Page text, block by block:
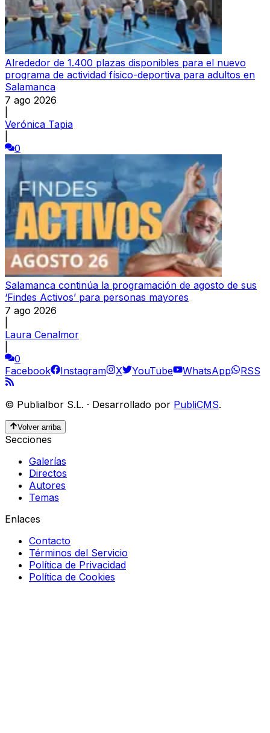
Alrededor de 1.400 plazas disponibles para el nuevo
programa de actividad físico-deportiva para adultos en
Salamanca
7 ago 2026
Verónica Tapia
0
Salamanca continúa la programación de agosto de sus
‘Findes Activos’ para personas mayores
7 ago 2026
Laura Cenalmor
0
Facebook
Instagram X YouTube WhatsApp RSS
© Publialbor S.L. · Desarrollado por PubliCMS.
Volver arriba
Secciones
Galerías
Directos
Autores
Temas
Enlaces
Contacto
Términos del Servicio
Política de Privacidad
Política de Cookies